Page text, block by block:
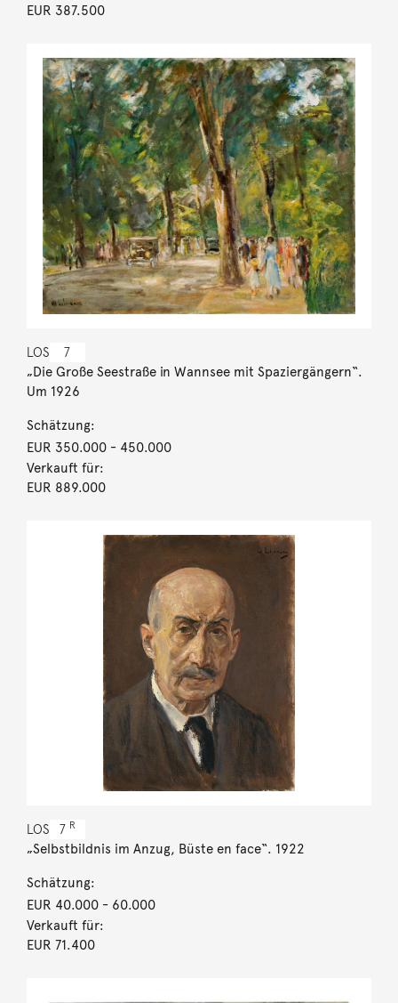
EUR 387.500
LOS 7
„Die Große Seestraße in Wannsee mit Spaziergängern“.
Um 1926
Schätzung:
EUR 350.000- 450.000
Verkauft für:
EUR 889.000
LOS 7 R
„Selbstbildnis im Anzug, Büste en face“. 1922
Schätzung:
EUR 40.000- 60.000
Verkauft für:
EUR 71.400